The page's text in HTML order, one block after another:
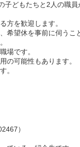
子どもたちと2人の職
方を歓迎します。
希望休を事前に伺うこ
場です。
の可能性もあります。
。
）